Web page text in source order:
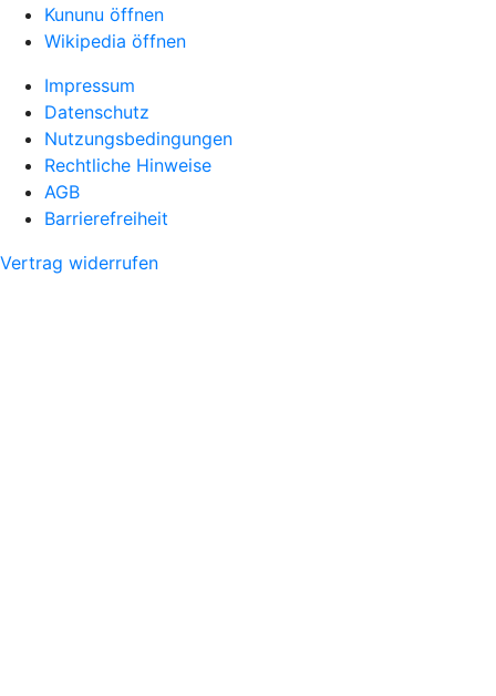
Kununu öffnen
Wikipedia öffnen
Impressum
Datenschutz
Nutzungsbedingungen
Rechtliche Hinweise
AGB
Barrierefreiheit
Vertrag widerrufen